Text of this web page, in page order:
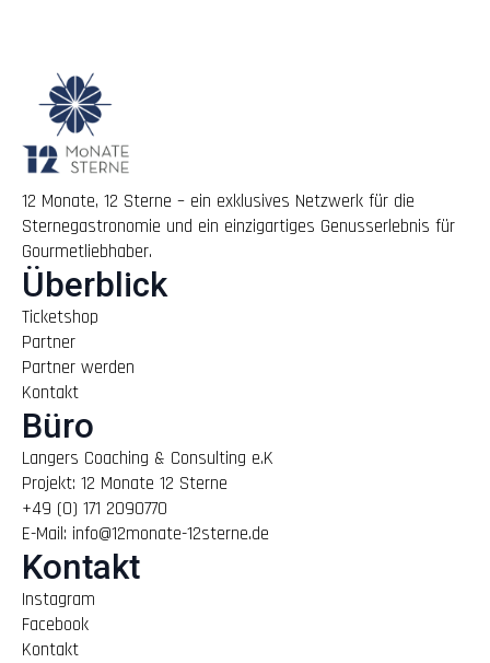
12 Monate, 12 Sterne – ein exklusives Netzwerk für die
Sternegastronomie und ein einzigartiges Genusserlebnis für
Gourmetliebhaber.
Überblick
Ticketshop
Partner
Partner werden
Kontakt
Büro
Langers Coaching & Consulting e.K
Projekt: 12 Monate 12 Sterne
+49 (0) 171 2090770
E-Mail: info@12monate-12sterne.de
Kontakt
Instagram
Facebook
Kontakt